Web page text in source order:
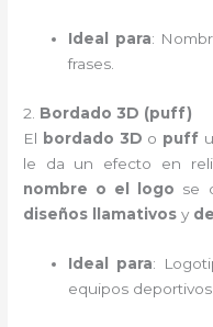
Ideal para:
frases.
2. Bordado 3D (puff)
El bordado 3D o puff
le da un efecto en
nombre o el logo se
diseños llamativos y
Ideal para:
equipos deportivos.